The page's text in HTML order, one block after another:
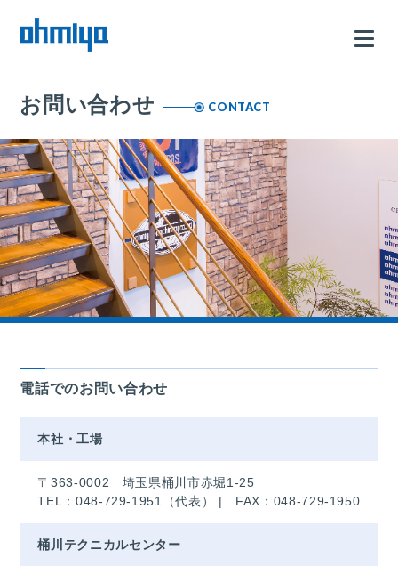
お問い合わせ CONTACT
電話でのお問い合わせ
本社・工場
〒363-0002 埼玉県桶川市赤堀1-25
TEL：048-729-1951（代表） | FAX：048-729-1950
桶川テクニカルセンター